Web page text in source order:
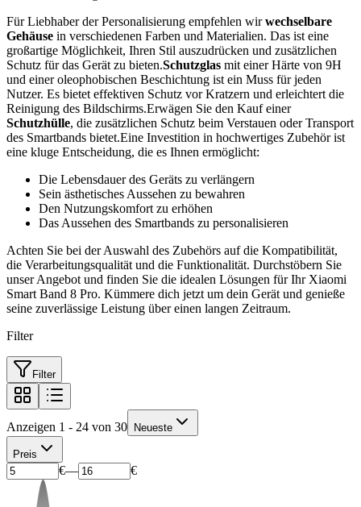
Für Liebhaber der Personalisierung empfehlen wirwechselbare
Gehäuse in verschiedenen Farben und Materialien. Das ist eine
großartige Möglichkeit, Ihren Stil auszudrücken und zusätzlichen
Schutz für das Gerät zu bieten.Schutzglas mit einer Härte von 9H
und einer oleophobischen Beschichtung ist ein Muss für jeden
Nutzer. Es bietet effektiven Schutz vor Kratzern und erleichtert die
Reinigung des Bildschirms.Erwägen Sie den Kauf einer
Schutzhülle, die zusätzlichen Schutz beim Verstauen oder Transport
des Smartbands bietet.Eine Investition in hochwertiges Zubehör ist
eine kluge Entscheidung, die es Ihnen ermöglicht:
Die Lebensdauer des Geräts zu verlängern
Sein ästhetisches Aussehen zu bewahren
Den Nutzungskomfort zu erhöhen
Das Aussehen des Smartbands zu personalisieren
Achten Sie bei der Auswahl des Zubehörs auf die Kompatibilität,
die Verarbeitungsqualität und die Funktionalität. Durchstöbern Sie
unser Angebot und finden Sie die idealen Lösungen für Ihr Xiaomi
Smart Band 8 Pro. Kümmere dich jetzt um dein Gerät und genieße
seine zuverlässige Leistung über einen langen Zeitraum.
Filter
Filter
Anzeigen 1 - 24 von 30 Neueste
Preis
€— €